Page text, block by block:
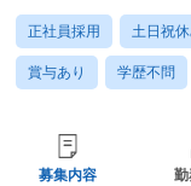
正社員採用 土日祝
賞与あり 学歴不問
募集内容